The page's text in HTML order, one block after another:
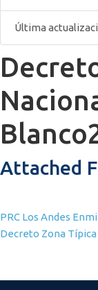
Última
Attached
PRC Los Andes
Decreto Zona Típica